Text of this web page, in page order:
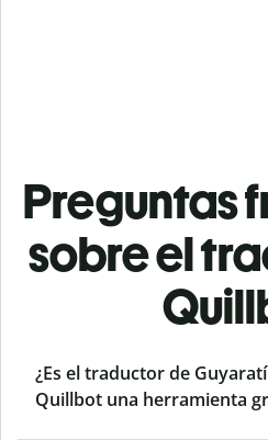
Preguntas
sobre el
¿Es el traductor de
Quillbot una herramienta